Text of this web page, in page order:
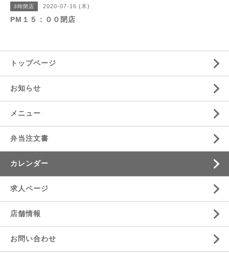
3時閉店 2020-07-16 (木)
PM１５：００閉店
トップページ
お知らせ
メニュー
弁当注文書
カレンダー
求人ページ
店舗情報
お問い合わせ